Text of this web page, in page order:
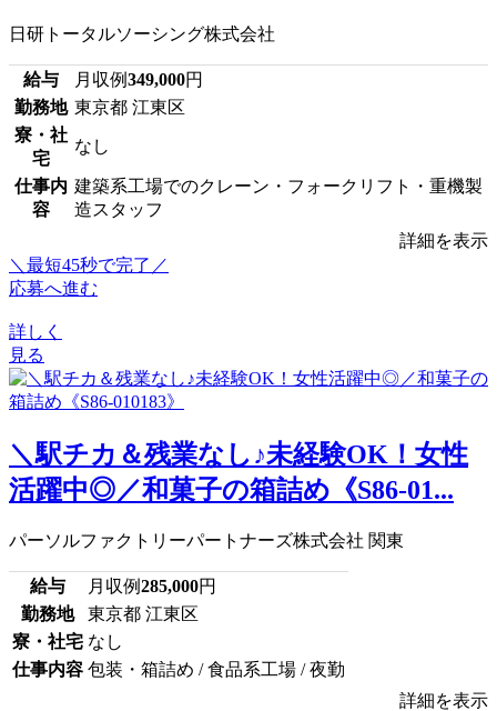
日研トータルソーシング株式会社
給与 月収例349,000円
勤務地 東京都 江東区
寮・社
宅
なし
仕事内
容
建築系工場でのクレーン・フォークリフト・重機製
造スタッフ
詳細を表示
＼最短45秒で完了／
応募へ進む
詳しく
見る
＼駅チカ＆残業なし♪未経験OK！女性
活躍中◎／和菓子の箱詰め《S86-01...
パーソルファクトリーパートナーズ株式会社 関東
給与 月収例285,000円
勤務地
東京都 江東区
寮・社宅 なし
仕事内容 包装・箱詰め / 食品系工場 / 夜勤
詳細を表示